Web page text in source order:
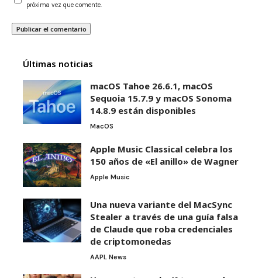
próxima vez que comente.
Últimas noticias
macOS Tahoe 26.6.1, macOS
Sequoia 15.7.9 y macOS Sonoma
14.8.9 están disponibles
MacOS
Apple Music Classical celebra los
150 años de «El anillo» de Wagner
Apple Music
Una nueva variante del MacSync
Stealer a través de una guía falsa
de Claude que roba credenciales
de criptomonedas
AAPL News